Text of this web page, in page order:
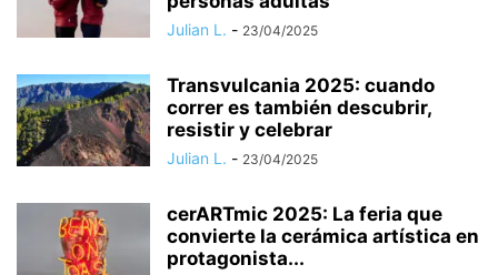
Julian L. - 23/04/2025
Transvulcania 2025: cuando
correr es también descubrir,
resistir y celebrar
Julian L. - 23/04/2025
cerARTmic 2025: La feria que
convierte la cerámica artística en
protagonista...